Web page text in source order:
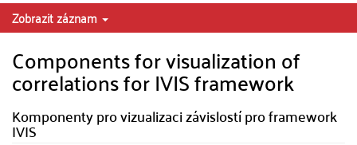
Zobrazit záznam
Components for visualization of
correlations for IVIS framework
Komponenty pro vizualizaci závislostí pro framework
IVIS